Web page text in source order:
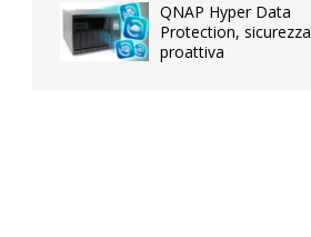
QNAP Hyper Data
Protection, sicurezza
proattiva